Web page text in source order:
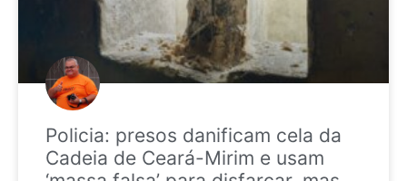
Policia: presos danificam cela da
Cadeia de Ceará-Mirim e usam